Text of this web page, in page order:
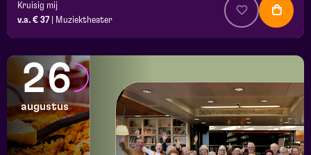
Kruisig mij
v.a. € 37
Muziektheater
26
augustus